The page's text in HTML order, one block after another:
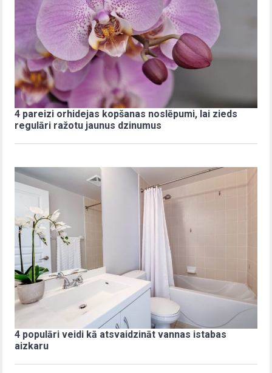
4 pareizi orhidejas kopšanas noslēpumi, lai zieds
regulāri ražotu jaunus dzinumus
4 populāri veidi kā atsvaidzināt vannas istabas
aizkaru